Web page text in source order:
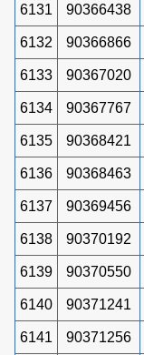
6131 90366438
6132 90366866
6133 90367020
6134 90367767
6135 90368421
6136 90368463
6137 90369456
6138 90370192
6139 90370550
6140 90371241
6141 90371256